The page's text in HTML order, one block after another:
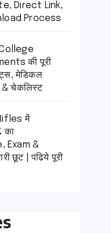
Direct Link,
Process
College
की पूरी
मेडिकल
& चेकलिस्ट
में
का
Exam &
छूट | पढिये पूरी